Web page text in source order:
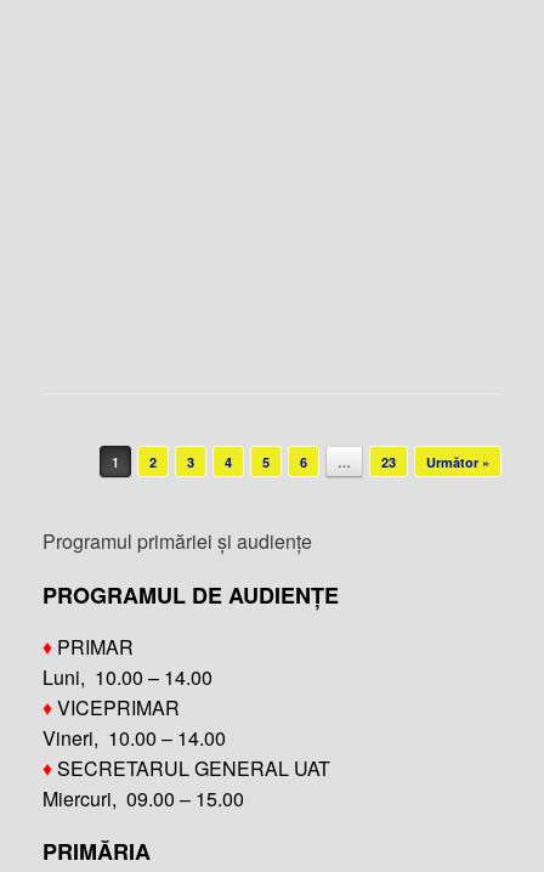
Post navigation
1 2 3 4 5 6 … 23 Următor »
Programul primăriei și audiențe
PROGRAMUL DE AUDIENȚE
♦ PRIMAR
Luni, 10.00 – 14.00
♦VICEPRIMAR
Vineri, 10.00 – 14.00
♦SECRETARUL GENERAL UAT
Miercuri, 09.00 – 15.00
PRIMĂRIA